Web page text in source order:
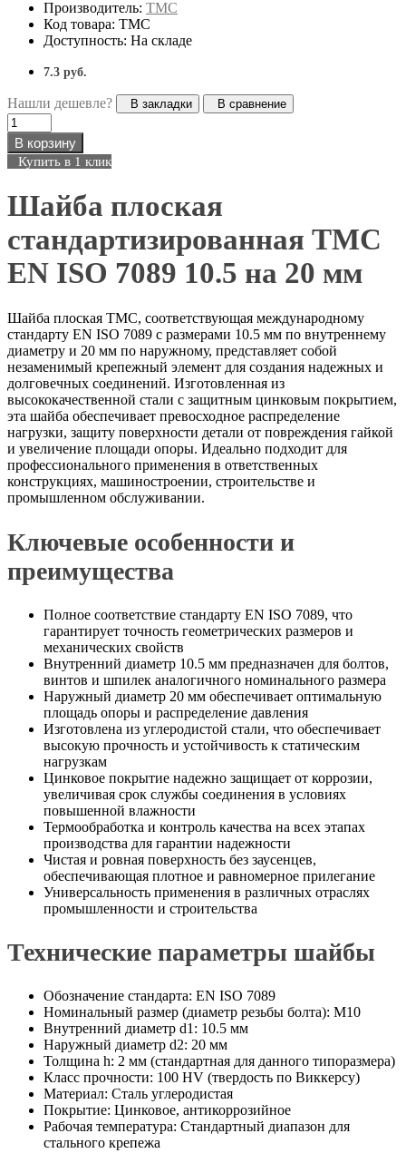
Производитель: ТМС
Код товара: ТМС
Доступность: На складе
7.3 руб.
Нашли дешевле? В закладки В сравнение
В корзину
Купить в 1 клик
Шайба плоская
стандартизированная ТМС
EN ISO 7089 10.5 на 20 мм
Шайба плоская ТМС, соответствующая международному
стандарту EN ISO 7089 с размерами 10.5 мм по внутреннему
диаметру и 20 мм по наружному, представляет собой
незаменимый крепежный элемент для создания надежных и
долговечных соединений. Изготовленная из
высококачественной стали с защитным цинковым покрытием,
эта шайба обеспечивает превосходное распределение
нагрузки, защиту поверхности детали от повреждения гайкой
и увеличение площади опоры. Идеально подходит для
профессионального применения в ответственных
конструкциях, машиностроении, строительстве и
промышленном обслуживании.
Ключевые особенности и
преимущества
Полное соответствие стандарту EN ISO 7089, что
гарантирует точность геометрических размеров и
механических свойств
Внутренний диаметр 10.5 мм предназначен для болтов,
винтов и шпилек аналогичного номинального размера
Наружный диаметр 20 мм обеспечивает оптимальную
площадь опоры и распределение давления
Изготовлена из углеродистой стали, что обеспечивает
высокую прочность и устойчивость к статическим
нагрузкам
Цинковое покрытие надежно защищает от коррозии,
увеличивая срок службы соединения в условиях
повышенной влажности
Термообработка и контроль качества на всех этапах
производства для гарантии надежности
Чистая и ровная поверхность без заусенцев,
обеспечивающая плотное и равномерное прилегание
Универсальность применения в различных отраслях
промышленности и строительства
Технические параметры шайбы
Обозначение стандарта: EN ISO 7089
Номинальный размер (диаметр резьбы болта): M10
Внутренний диаметр d1: 10.5 мм
Наружный диаметр d2: 20 мм
Толщина h: 2 мм (стандартная для данного типоразмера)
Класс прочности: 100 HV (твердость по Виккерсу)
Материал: Сталь углеродистая
Покрытие: Цинковое, антикоррозийное
Рабочая температура: Стандартный диапазон для
стального крепежа